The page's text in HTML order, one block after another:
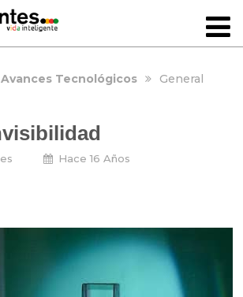
Avances Tecnológicos General
Hace 16 Años